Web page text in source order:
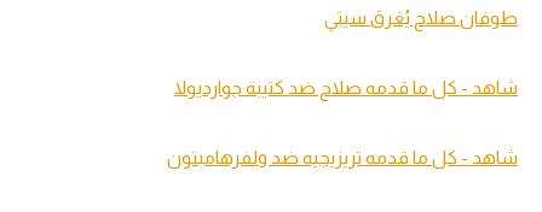
طوفان صلاح يُغرق سيتي
شاهد - كل ما قدمه صلاح ضد كتيبة جوارديولا
شاهد - كل ما قدمه تريزيجيه ضد ولفرهامبتون